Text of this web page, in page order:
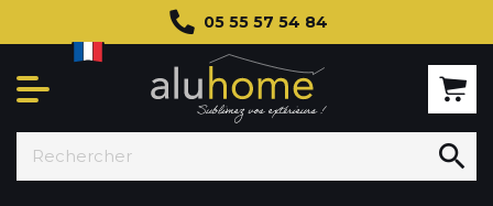
05 55 57 54 84
